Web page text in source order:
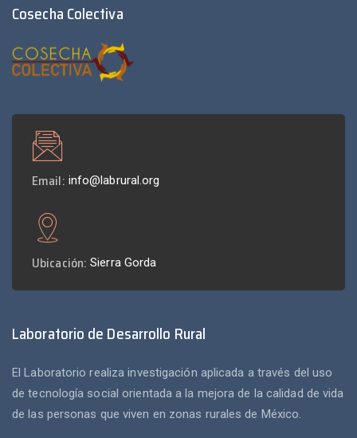
Cosecha Colectiva
Email: info@labrural.org
Ubicación: Sierra Gorda
Laboratorio de Desarrollo Rural
El Laboratorio realiza investigación aplicada a través del uso
de tecnología social orientada a la mejora de la calidad de vida
de las personas que viven en zonas rurales de México.